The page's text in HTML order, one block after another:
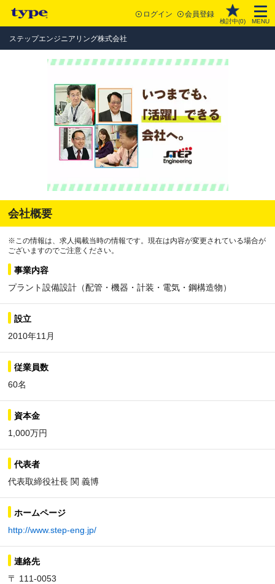
ログイン 会員登録
検討中(0) MENU
ステップエンジニアリング株式会社
会社概要
※この情報は、求人掲載当時の情報です。現在は内容が変更されている場合が
ございますのでご注意ください。
事業内容
プラント設備設計（配管・機器・計装・電気・鋼構造物）
設立
2010年11月
従業員数
60名
資本金
1,000万円
代表者
代表取締役社長 関 義博
ホームページ
http://www.step-eng.jp/
連絡先
〒 111-0053